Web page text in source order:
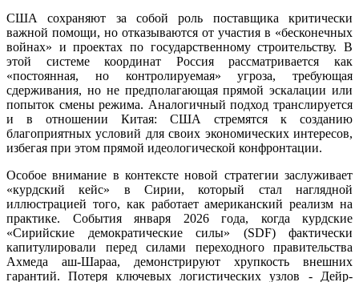
США сохраняют за собой роль поставщика критически
важной помощи, но отказываются от участия в «бесконечных
войнах» и проектах по государственному строительству. В
этой системе координат Россия рассматривается как
«постоянная, но контролируемая» угроза, требующая
сдерживания, но не предполагающая прямой эскалации или
попыток смены режима. Аналогичный подход транслируется
и в отношении Китая: США стремятся к созданию
благоприятных условий для своих экономических интересов,
избегая при этом прямой идеологической конфронтации.
Особое внимание в контексте новой стратегии заслуживает
«курдский кейс» в Сирии, который стал наглядной
иллюстрацией того, как работает американский реализм на
практике. События января 2026 года, когда курдские
«Сирийские демократические силы» (SDF) фактически
капитулировали перед силами переходного правительства
Ахмеда аш-Шараа, демонстрируют хрупкость внешних
гарантий. Потеря ключевых логистических узлов - Дейр-